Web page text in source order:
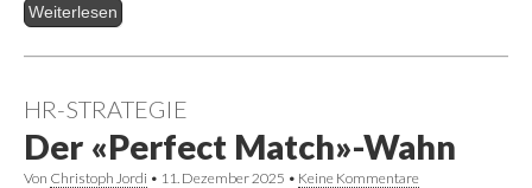
Weiterlesen
HR-STRATEGIE
Der «Perfect Match»-Wahn
Von Christoph Jordi • 11. Dezember 2025 • Keine Kommentare